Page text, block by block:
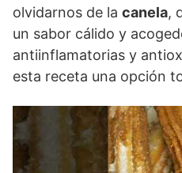
olvidarnos de la canela,
un sabor cálido y
antiinflamatorias y
esta receta una opción